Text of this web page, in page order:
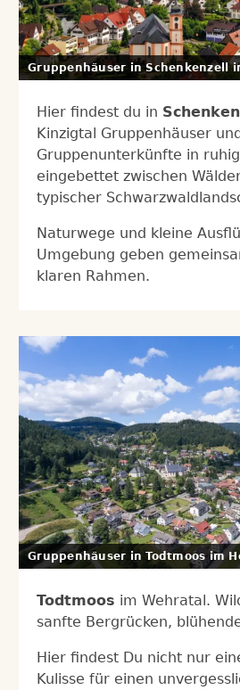
Gruppenhäuser in Schenkenzell
Hier findest du in
Kinzigtal Gruppenhäuser
Gruppenunterkünfte in
eingebettet zwischen
typischer
Naturwege und kleine
Umgebung geben
klaren Rahmen.
Gruppenhäuser in Todtmoos im
Todtmoos im Wehratal.
sanfte Bergrücken,
Hier findest Du nicht nur
Kulisse für einen